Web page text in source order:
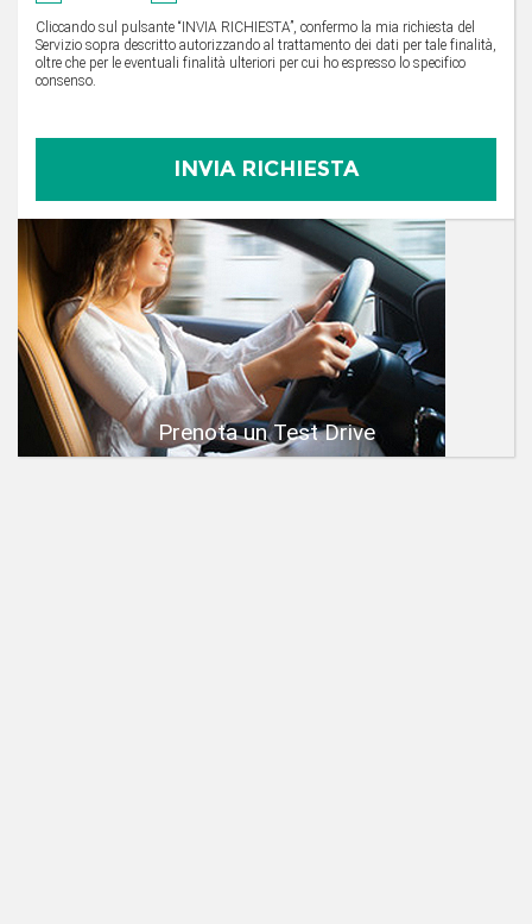
Cliccando sul pulsante “INVIA RICHIESTA”, confermo la mia richiesta del
Servizio sopra descritto autorizzando al trattamento dei dati per tale finalità,
oltre che per le eventuali finalità ulteriori per cui ho espresso lo specifico
consenso.
Prenota un Test Drive